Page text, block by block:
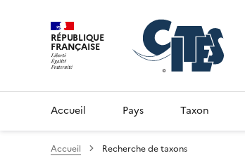
RÉPUBLIQUE
FRANÇAISE
Accueil Pays Taxon
Accueil Recherche de taxons